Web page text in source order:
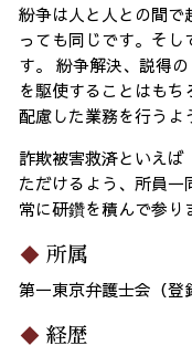
紛争は人と人との間で
っても同じです。そ
す。 紛争解決、説得
を駆使することはも
配慮した業務を行うよ
詐欺被害救済といえ
ただけるよう、所員一
常に研鑽を積んで参り
所属
第一東京弁護士会（登
経歴